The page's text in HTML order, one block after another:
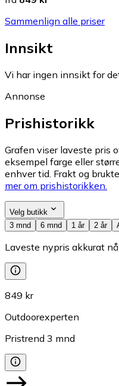
Sammenlign alle priser
Innsikt
Vi har ingen innsikt for
Annonse
Prishistorikk
Grafen viser laveste pris
eksempel farge eller
enhver tid. Frakt og
mer om prishistorikken.
Velg butikk
3 mnd
6 mnd 1 år 2 år
Laveste nypris akkurat nå
849 kr
Outdoorexperten
Pristrend 3 mnd